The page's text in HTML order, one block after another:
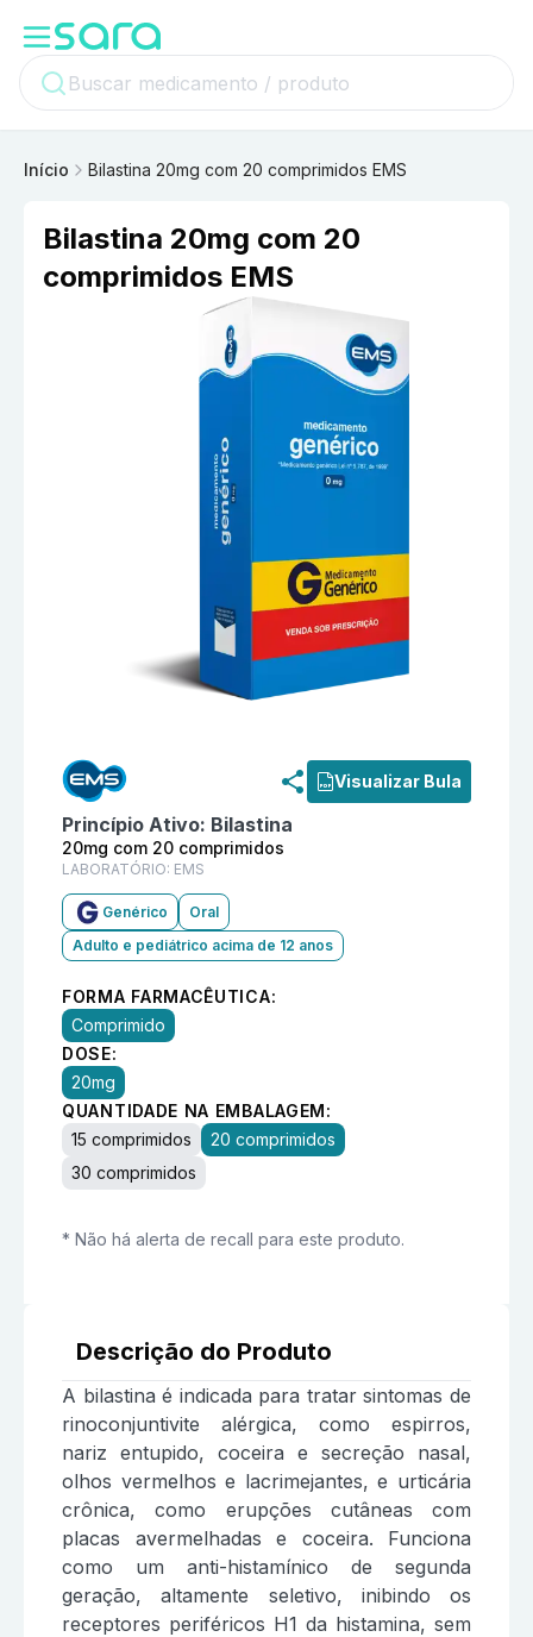
Início Bilastina 20mg com 20 comprimidos EMS
Bilastina 20mg com 20
comprimidos EMS
Visualizar Bula
Princípio Ativo: Bilastina
20mg com 20 comprimidos
LABORATÓRIO: EMS
Genérico
Oral
Adulto e pediátrico acima de 12 anos
FORMA FARMACÊUTICA:
Comprimido
DOSE:
20mg
QUANTIDADE NA EMBALAGEM:
15 comprimidos
20 comprimidos
30 comprimidos
* Não há alerta de recall para este produto.
Descrição do Produto
A bilastina é indicada para tratar sintomas de
rinoconjuntivite alérgica, como espirros,
nariz entupido, coceira e secreção nasal,
olhos vermelhos e lacrimejantes, e urticária
crônica, como erupções cutâneas com
placas avermelhadas e coceira. Funciona
como um anti-histamínico de segunda
geração, altamente seletivo, inibindo os
receptores periféricos H1 da histamina, sem